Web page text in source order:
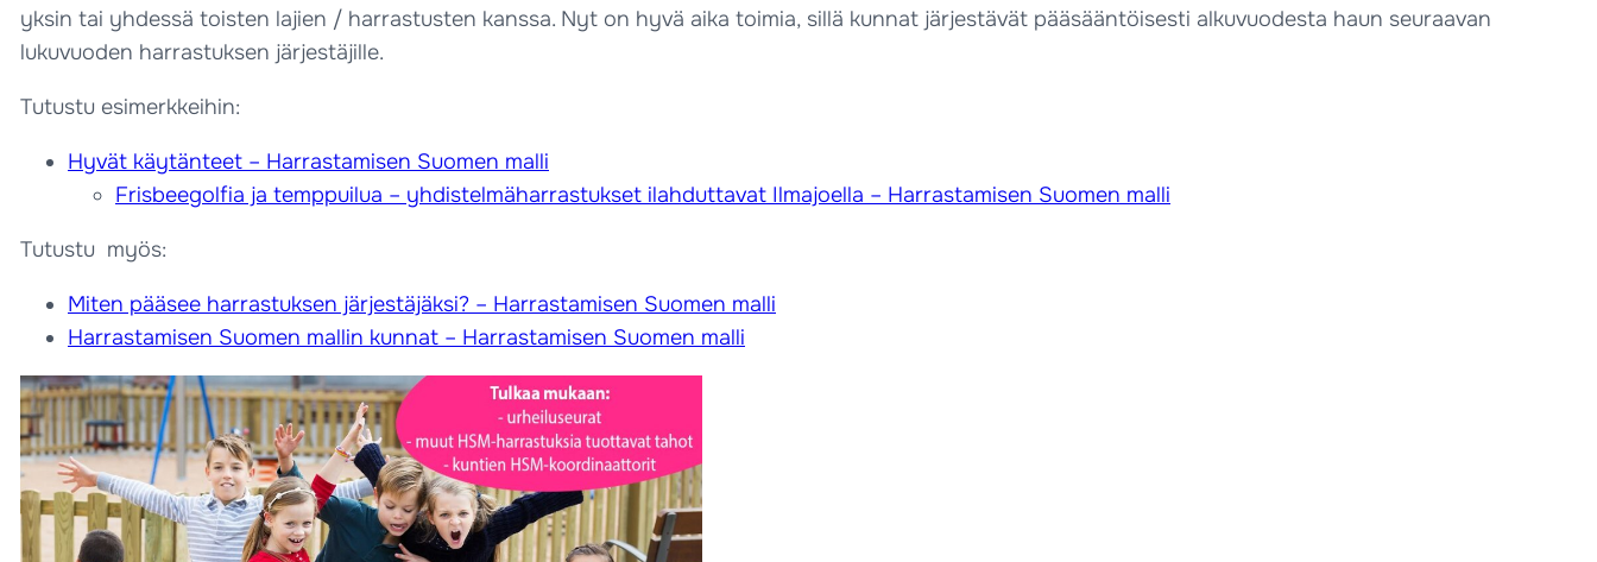
yksin tai yhdessä toisten lajien / harrastusten kanssa. Nyt on hyvä aika toimia, sillä kunnat järjestävät pääsääntöisesti alkuvuodesta haun seuraavan
lukuvuoden harrastuksen järjestäjille.
Tutustu esimerkkeihin:
Hyvät käytänteet – Harrastamisen Suomen malli
Frisbeegolfia ja temppuilua – yhdistelmäharrastukset ilahduttavat Ilmajoella – Harrastamisen Suomen malli
Tutustu myös:
Miten pääsee harrastuksen järjestäjäksi? – Harrastamisen Suomen malli
Harrastamisen Suomen mallin kunnat – Harrastamisen Suomen malli